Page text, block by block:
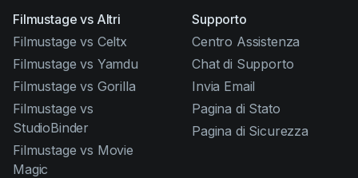
Filmustage vs Altri
Filmustage vs Celtx
Filmustage vs Yamdu
Filmustage vs Gorilla
Filmustage vs
StudioBinder
Filmustage vs Movie
Magic
Supporto
Centro Assistenza
Chat di Supporto
Invia Email
Pagina di Stato
Pagina di Sicurezza